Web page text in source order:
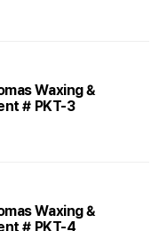
Waxing &
# PKT-3
Waxing &
# PKT-4